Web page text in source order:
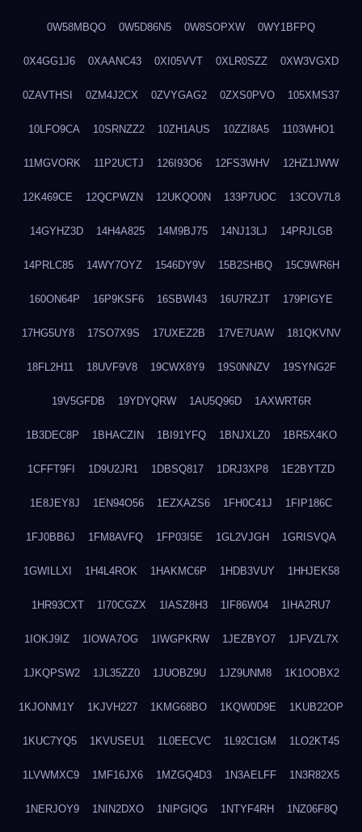
0W58MBQO 0W5D86N5 0W8SOPXW 0WY1BFPQ
0X4GG1J6 0XAANC43 0XI05VVT 0XLR0SZZ 0XW3VGXD
0ZAVTHSI 0ZM4J2CX 0ZVYGAG2 0ZXS0PVO 105XMS37
10LFO9CA 10SRNZZ2 10ZH1AUS 10ZZI8A5 1103WHO1
11MGVORK 11P2UCTJ 126I93O6 12FS3WHV 12HZ1JWW
12K469CE 12QCPWZN 12UKQO0N 133P7UOC 13COV7L8
14GYHZ3D 14H4A825 14M9BJ75 14NJ13LJ 14PRJLGB
14PRLC85 14WY7OYZ 1546DY9V 15B2SHBQ 15C9WR6H
160ON64P 16P9KSF6 16SBWI43 16U7RZJT 179PIGYE
17HG5UY8 17SO7X9S 17UXEZ2B 17VE7UAW 181QKVNV
18FL2H11 18UVF9V8 19CWX8Y9 19S0NNZV 19SYNG2F
19V5GFDB 19YDYQRW 1AU5Q96D 1AXWRT6R
1B3DEC8P 1BHACZIN 1BI91YFQ 1BNJXLZ0 1BR5X4KO
1CFFT9FI 1D9U2JR1 1DBSQ817 1DRJ3XP8 1E2BYTZD
1E8JEY8J 1EN94O56 1EZXAZS6 1FH0C41J 1FIP186C
1FJ0BB6J 1FM8AVFQ 1FP03I5E 1GL2VJGH 1GRISVQA
1GWILLXI 1H4L4ROK 1HAKMC6P 1HDB3VUY 1HHJEK58
1HR93CXT 1I70CGZX 1IASZ8H3 1IF86W04 1IHA2RU7
1IOKJ9IZ 1IOWA7OG 1IWGPKRW 1JEZBYO7 1JFVZL7X
1JKQPSW2 1JL35ZZ0 1JUOBZ9U 1JZ9UNM8 1K1OOBX2
1KJONM1Y 1KJVH227 1KMG68BO 1KQW0D9E 1KUB22OP
1KUC7YQ5 1KVUSEU1 1L0EECVC 1L92C1GM 1LO2KT45
1LVWMXC9 1MF16JX6 1MZGQ4D3 1N3AELFF 1N3R82X5
1NERJOY9 1NIN2DXO 1NIPGIQG 1NTYF4RH 1NZ06F8Q